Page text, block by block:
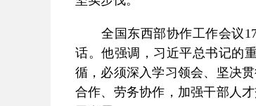
全国东西部协作工作会议17
话。他强调，习近平总书记的
循，必须深入学习领会、坚决
合作、劳务协作，加强干部人